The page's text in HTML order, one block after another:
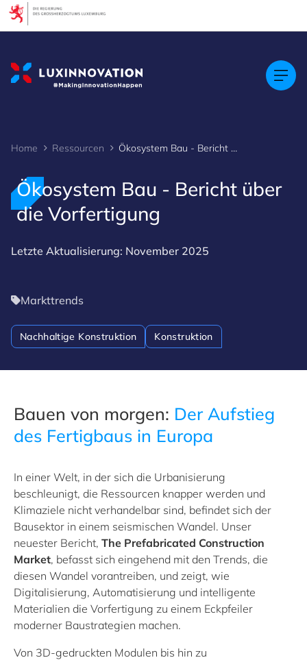
Home Ressourcen Ökosystem Bau - Bericht über die Vorfertigung
Ökosystem Bau - Bericht über
die Vorfertigung
Letzte Aktualisierung: November 2025
Markttrends
Nachhaltige Konstruktion Konstruktion
Bauen von morgen: Der Aufstieg
des Fertigbaus in Europa
In einer Welt, in der sich die Urbanisierung
beschleunigt, die Ressourcen knapper werden und
Klimaziele nicht verhandelbar sind, befindet sich der
Bausektor in einem seismischen Wandel. Unser
neuester Bericht, The Prefabricated Construction
Market, befasst sich eingehend mit den Trends, die
diesen Wandel vorantreiben, und zeigt, wie
Digitalisierung, Automatisierung und intelligente
Materialien die Vorfertigung zu einem Eckpfeiler
moderner Baustrategien machen.
Von 3D-gedruckten Modulen bis hin zu
Cookies management panel